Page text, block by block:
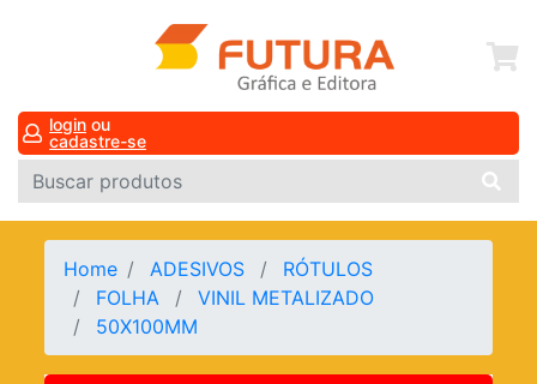
login ou
cadastre-se
Home ADESIVOS
RÓTULOS
FOLHA
VINIL METALIZADO
50X100MM